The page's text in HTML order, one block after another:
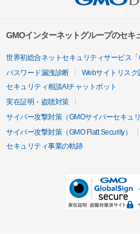
GMOインターネットグループのセキ
世界初総合ネットセキュリティサービス「
パスワード漏洩診断
Webサイトリスク
セキュリティ相談AIチャットボット
実在証明・盗聴対策
サイバー攻撃対策（GMOサイバーセキュ
サイバー攻撃対策（GMO Flatt Security）
セキュリティ事業の軌跡